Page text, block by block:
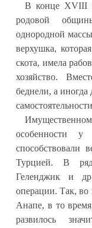
В конце XVIII
родовой
однородной
верхушка,
скота, имела
хозяйство.
беднели, а
особенности у
способствовали
Турцией. В
Геленджик и
операции. Так, во
Анапе, в то
развилось